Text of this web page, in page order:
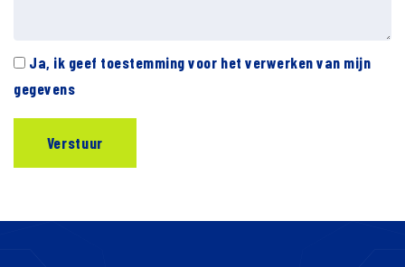
Ja, ik geef toestemming voor het verwerken van mijn
gegevens